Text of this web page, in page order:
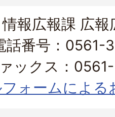
情報広報課 広報
話番号：0561-
ックス：
フォームによる